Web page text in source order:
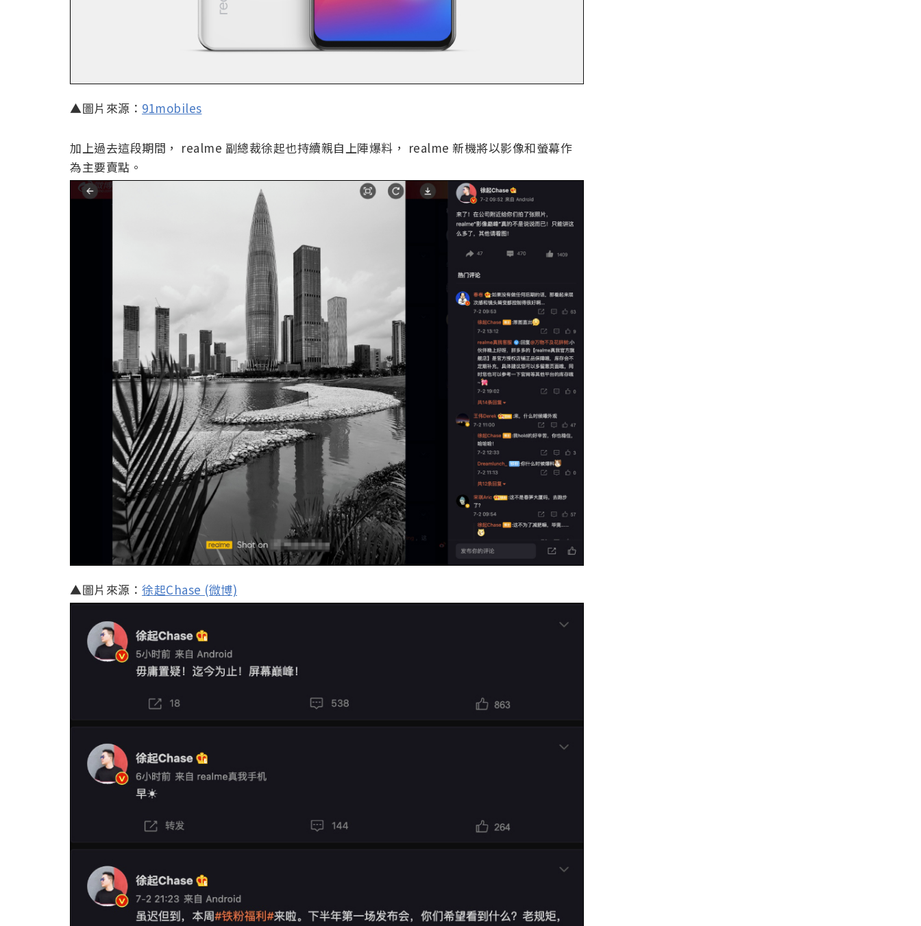
▲圖片來源： 91mobiles
加上過去這段期間， realme 副總裁徐起也持續親自上陣爆料， realme 新機將以影像和螢幕作
為主要賣點。
▲圖片來源： 徐起Chase (微博)